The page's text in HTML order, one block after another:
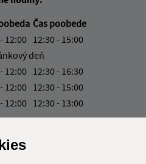
Čas poobede
12:00 12:30 - 15:00
deň
12:00 12:30 - 16:30
12:00 12:30 - 15:00
12:00 12:30 - 13:00